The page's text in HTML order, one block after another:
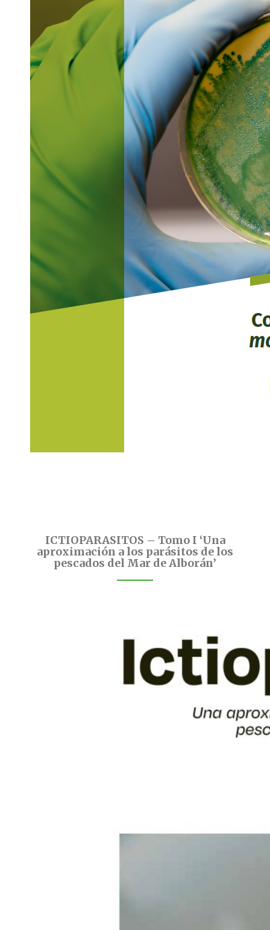
ICTIOPARASITOS – Tomo I ‘Una
aproximación a los parásitos de los
pescados del Mar de Alborán’